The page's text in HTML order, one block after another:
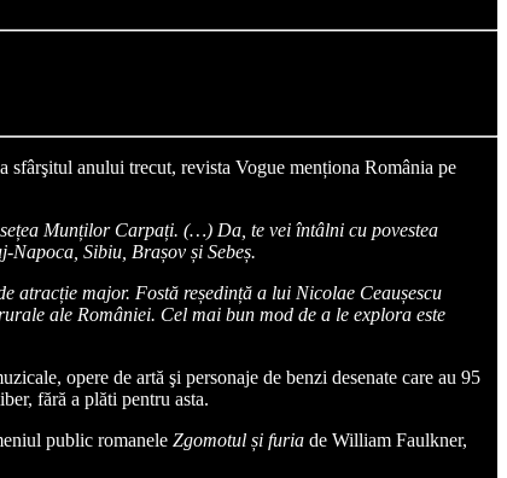
sfârşitul anului trecut, revista Vogue menționa România pe
Munților Carpați. (…) Da, te vei întâlni cu povestea
Sibiu, Brașov și Sebeș.
atracție major. Fostă reședință a lui Nicolae Ceaușescu
ale României. Cel mai bun mod de a le explora este
opere de artă şi personaje de benzi desenate care au 95
fără a plăti pentru asta.
public romanele Zgomotul și furia de William Faulkner,